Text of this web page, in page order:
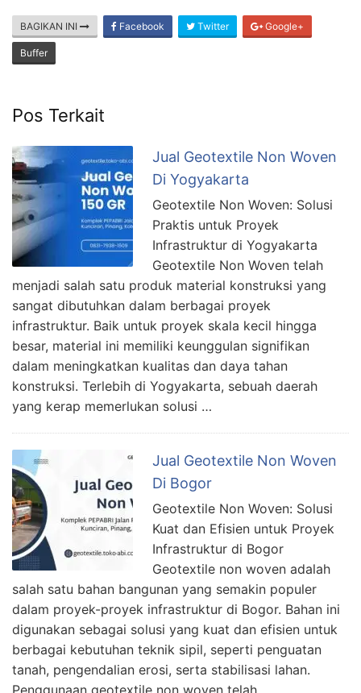
BAGIKAN INI Facebook Twitter Google+
Buffer
Pos Terkait
Jual Geotextile Non Woven
Di Yogyakarta
Geotextile Non Woven: Solusi
Praktis untuk Proyek
Infrastruktur di Yogyakarta
Geotextile Non Woven telah
menjadi salah satu produk material konstruksi yang
sangat dibutuhkan dalam berbagai proyek
infrastruktur. Baik untuk proyek skala kecil hingga
besar, material ini memiliki keunggulan signifikan
dalam meningkatkan kualitas dan daya tahan
konstruksi. Terlebih di Yogyakarta, sebuah daerah
yang kerap memerlukan solusi …
Jual Geotextile Non Woven
Di Bogor
Geotextile Non Woven: Solusi
Kuat dan Efisien untuk Proyek
Infrastruktur di Bogor
Geotextile non woven adalah
salah satu bahan bangunan yang semakin populer
dalam proyek-proyek infrastruktur di Bogor. Bahan ini
digunakan sebagai solusi yang kuat dan efisien untuk
berbagai kebutuhan teknik sipil, seperti penguatan
tanah, pengendalian erosi, serta stabilisasi lahan.
Penggunaan geotextile non woven telah …